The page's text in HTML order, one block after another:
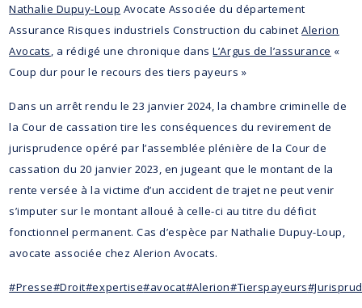
Nathalie Dupuy-Loup Avocate Associée du département
Assurance Risques industriels Construction du cabinetAlerion
Avocats , a rédigé une chronique dansL’Argus de l’assurance «
Coup dur pour le recours des tiers payeurs »
Dans un arrêt rendu le 23 janvier 2024, la chambre criminelle de
la Cour de cassation tire les conséquences du revirement de
jurisprudence opéré par l’assemblée plénière de la Cour de
cassation du 20 janvier 2023, en jugeant que le montant de la
rente versée à la victime d’un accident de trajet ne peut venir
s’imputer sur le montant alloué à celle-ci au titre du déficit
fonctionnel permanent. Cas d’espèce par Nathalie Dupuy-Loup,
avocate associée chez Alerion Avocats.
#Presse#Droit#expertise#avocat#Alerion#Tierspayeurs